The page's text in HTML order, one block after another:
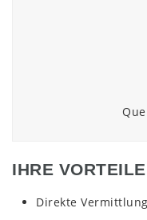
IHRE VORTEILE
Direkte